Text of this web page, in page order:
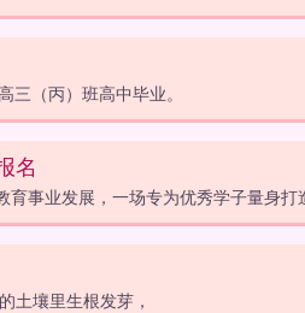
（丙）班高中毕业。
名
事业发展，一场专为优秀学子量身打
土壤里生根发芽，